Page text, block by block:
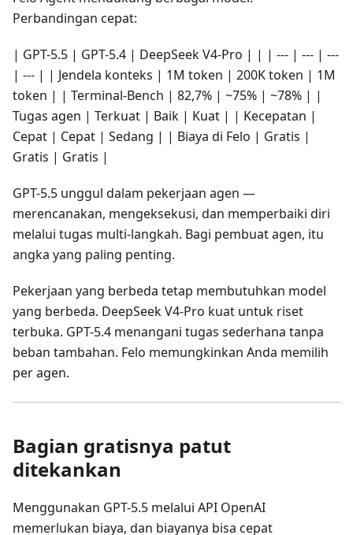
Perbandingan cepat:
| GPT-5.5 | GPT-5.4 | DeepSeek V4-Pro | | | --- | --- | ---
| --- | | Jendela konteks | 1M token | 200K token | 1M
token | | Terminal-Bench | 82,7% | ~75% | ~78% | |
Tugas agen | Terkuat | Baik | Kuat | | Kecepatan |
Cepat | Cepat | Sedang | | Biaya di Felo | Gratis |
Gratis | Gratis |
GPT-5.5 unggul dalam pekerjaan agen —
merencanakan, mengeksekusi, dan memperbaiki diri
melalui tugas multi-langkah. Bagi pembuat agen, itu
angka yang paling penting.
Pekerjaan yang berbeda tetap membutuhkan model
yang berbeda. DeepSeek V4-Pro kuat untuk riset
terbuka. GPT-5.4 menangani tugas sederhana tanpa
beban tambahan. Felo memungkinkan Anda memilih
per agen.
Bagian gratisnya patut
ditekankan
Menggunakan GPT-5.5 melalui API OpenAI
memerlukan biaya, dan biayanya bisa cepat